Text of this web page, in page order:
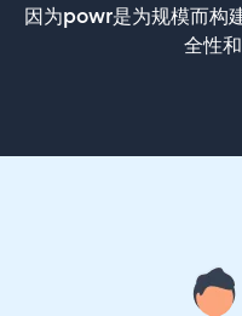
因为powr是为规模而构
全性